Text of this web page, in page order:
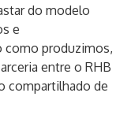
do modelo
e
como produzimos,
entre o RHB
compartilhado de